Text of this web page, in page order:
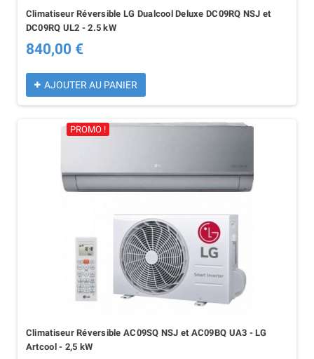
Climatiseur Réversible LG Dualcool Deluxe DC09RQ NSJ et
DC09RQ UL2 - 2.5 kW
840,00 €
AJOUTER AU PANIER
PROMO !
Climatiseur Réversible AC09SQ NSJ et AC09BQ UA3 - LG
Artcool - 2,5 kW